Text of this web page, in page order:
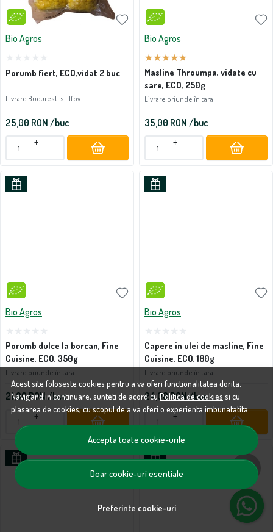
Bio Agros
Porumb fiert, ECO,vidat 2 buc
Livrare Bucuresti si Ilfov
25,00 RON /buc
+
−
Bio Agros
Masline Throumpa, vidate cu
sare, ECO, 250g
Livrare oriunde în tara
35,00 RON /buc
+
−
Bio Agros
Porumb dulce la borcan, Fine
Cuisine, ECO, 350g
Livrare oriunde în tara
21,00RON/buc
+
−
Bio Agros
Capere in ulei de masline, Fine
Cuisine, ECO, 180g
Livrare oriunde în tara
24,00RON/buc
+
−
Acest site foloseste cookies pentru a va oferi functionalitatea dorita.
Navigand in continuare, sunteti de acord cuPolitica de cookies si cu
plasarea de cookies, cu scopul de a va oferi o experienta imbunatatita.
Accepta toate cookie-urile
Doar cookie-uri esentiale
Preferinte cookie-uri